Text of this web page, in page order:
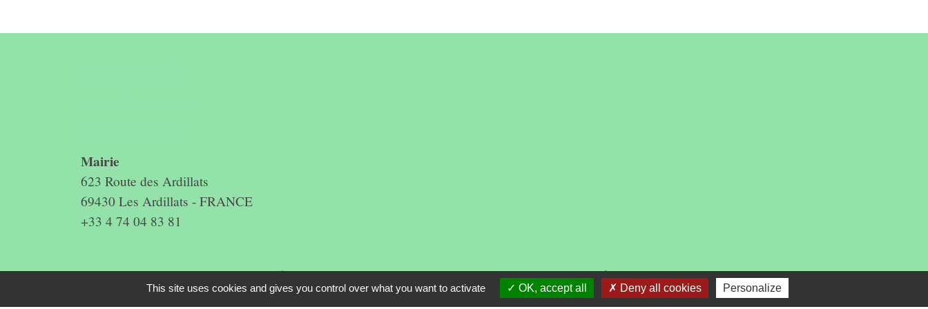
Mairie
623 Route des Ardillats
69430 Les Ardillats - FRANCE
+33 4 74 04 83 81
Mentions légales - Politique de confidentialité - Accessibilité - Plan du site - Gestion des cookies
This site uses cookies and gives you control over what you want to activate OK, accept all Deny all cookies Personalize